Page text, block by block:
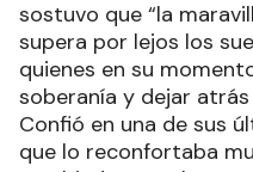
sostuvo que “la
supera por lejos los
quienes en su
soberanía y dejar
Confió en una de sus
que lo reconfortaba